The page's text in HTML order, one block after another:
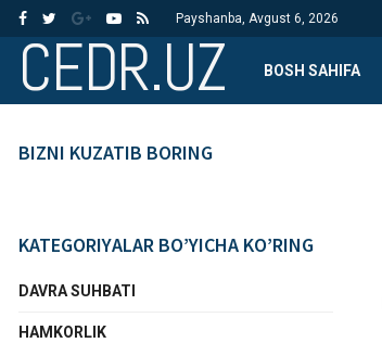
Payshanba, Avgust 6, 2026
CEDR.UZ BOSH SAHIFA
BIZNI KUZATIB BORING
KATEGORIYALAR BO’YICHA KO’RING
DAVRA SUHBATI
HAMKORLIK